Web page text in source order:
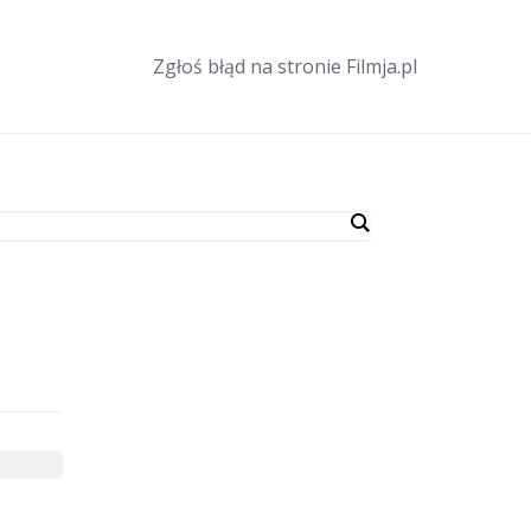
Zgłoś błąd na stronie Filmja.pl